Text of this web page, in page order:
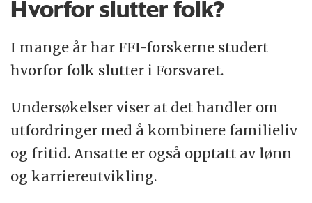
Hvorfor slutter folk?
I mange år har FFI-forskerne studert
hvorfor folk slutter i Forsvaret.
Undersøkelser viser at det handler om
utfordringer med å kombinere familieliv
og fritid. Ansatte er også opptatt av lønn
og karriereutvikling.